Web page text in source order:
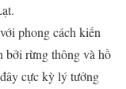
phong cách kiến
bởi rừng thông và hồ
cực kỳ lý tưởng